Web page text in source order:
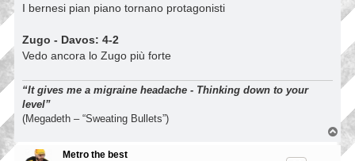
I bernesi pian piano tornano protagonisti
Zugo - Davos: 4-2
Vedo ancora lo Zugo più forte
“It gives me a migraine headache - Thinking down to your
level”
(Megadeth – “Sweating Bullets”)
p
Metro the best